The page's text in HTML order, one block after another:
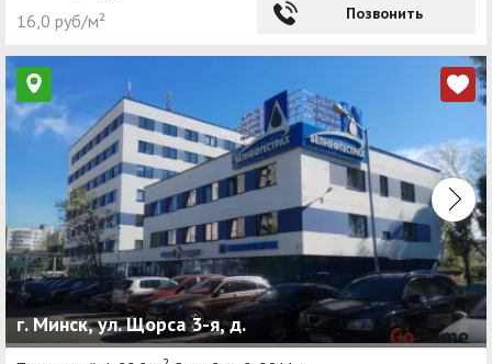
16,0 руб/м² Позвонить
г. Минск, ул. Щорса 3-я, д.